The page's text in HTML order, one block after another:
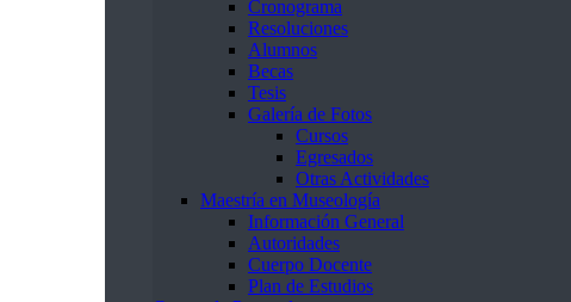
Cronograma
Resoluciones
Alumnos
Becas
Tesis
Galería de Fotos
Cursos
Egresados
Otras Actividades
Maestría en Museología
Información General
Autoridades
Cuerpo Docente
Plan de Estudios